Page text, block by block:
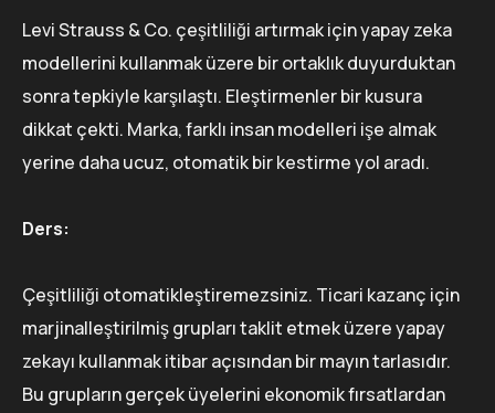
Levi Strauss & Co. çeşitliliği artırmak için yapay zeka
modellerini kullanmak üzere bir ortaklık duyurduktan
sonra tepkiyle karşılaştı. Eleştirmenler bir kusura
dikkat çekti. Marka, farklı insan modelleri işe almak
yerine daha ucuz, otomatik bir kestirme yol aradı.
Ders:
Çeşitliliği otomatikleştiremezsiniz. Ticari kazanç için
marjinalleştirilmiş grupları taklit etmek üzere yapay
zekayı kullanmak itibar açısından bir mayın tarlasıdır.
Bu grupların gerçek üyelerini ekonomik fırsatlardan